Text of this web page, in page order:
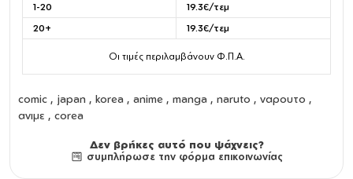
1-20
19.3€/τεμ
20+
19.3€/τεμ
Οι τιμές περιλαμβάνουν Φ.Π.Α.
comic , japan , korea , anime , manga , naruto , ναρουτο ,
ανιμε , corea
Δεν βρήκες αυτό που ψάχνεις?
συμπλήρωσε την φόρμα επικοινωνίας